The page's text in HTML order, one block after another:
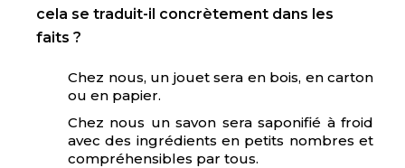
cela se traduit-il concrètement dans les
faits ?
Chez nous, un jouet sera en bois, en carton
ou en papier.
Chez nous un savon sera saponifié à froid
avec des ingrédients en petits nombres et
compréhensibles par tous.